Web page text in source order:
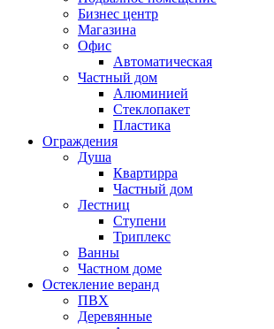
Бизнес центр
Магазина
Офис
Автоматическая
Частный дом
Алюминией
Стеклопакет
Пластика
Ограждения
Душа
Квартирра
Частный дом
Лестниц
Ступени
Триплекс
Ванны
Частном доме
Остекление веранд
ПВХ
Деревянные